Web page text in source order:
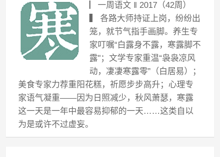
▏一周语文 ‖ 2017（42周）
▍ 各路大师持证上岗，纷纷出
笼，就节气指手画脚。养生专
家叮嘱“白露身不露，寒露脚不
露"；文学专家重温“袅袅凉风
动，凄凄寒露零”（白居易）；
美食专家力荐重阳花糕，祈愿步步高升；心理专
家语气凝重——因为日照减少，秋风萧瑟，寒露
这一天是一年中最容易抑郁的一天……这类自以
为是或许不过虚妄。